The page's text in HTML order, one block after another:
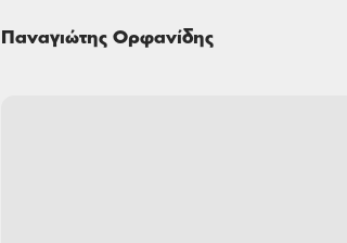
Παναγιώτης Ορφανίδης